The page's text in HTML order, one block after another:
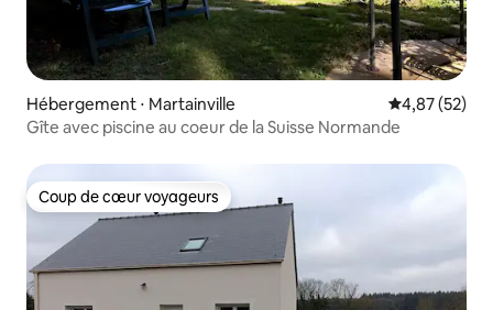
Hébergement ⋅ Martainville Évaluation
4,87 (52)
Gîte avec piscine au coeur de la Suisse Normande
Coup de cœur voyageurs
Coup de cœur voyageurs